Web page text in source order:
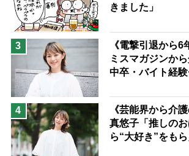
きました」
3
《電撃引退から6
ミスマガジンか
中卒・バイト経
ながら自分らし
4
《芸能界から介
真悠子「推しの
ら“大好き”をも